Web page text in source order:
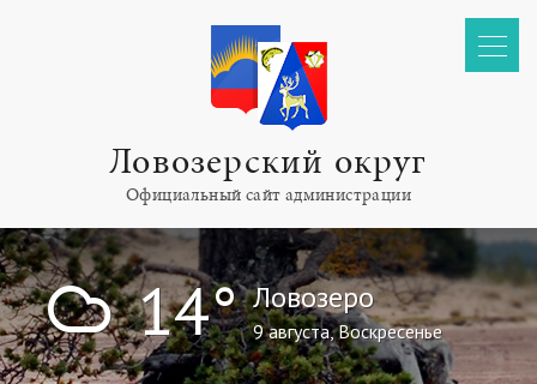
Ловозерский округ
Официальный сайт администрации
! 14° Ловозеро
9 августа, Воскресенье